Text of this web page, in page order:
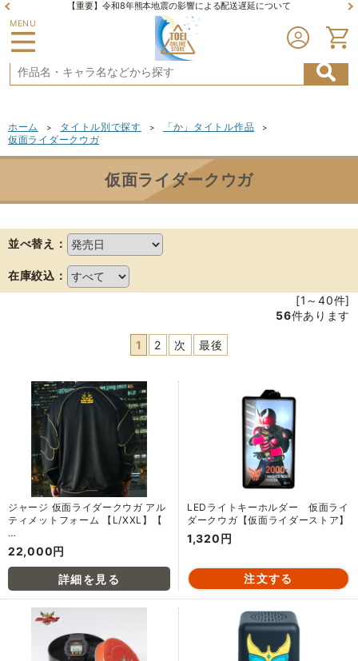
【重要】令和8年熊本地震の影響による配送遅延について
MENU
ホーム > タイトル別で探す > 「か」タイトル作品 >
仮面ライダークウガ
仮面ライダークウガ
並べ替え：
在庫絞込：
[1～40件]
56件あります
1 2 次 最後
ジャージ 仮面ライダークウガ アル
ティメットフォーム 【L/XXL】【
…
22,000円
LEDライトキーホルダー 仮面ライ
ダークウガ【仮面ライダーストア】
1,320円